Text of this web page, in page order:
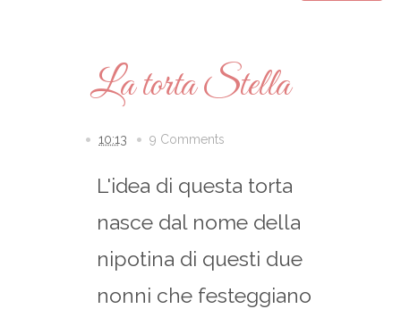
La torta Stella
10:13 9 Comments
L'idea di questa torta
nasce dal nome della
nipotina di questi due
nonni che festeggiano